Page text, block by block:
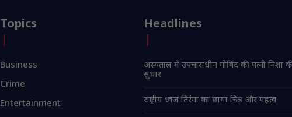
Topics
Business
Crime
Entertainment
Headlines
अस्पताल में उपचाराधीन गोविंद की पत्नी निशा
सुधार
राष्ट्रीय ध्वज तिरंगा का छाया चित्र और महत्व